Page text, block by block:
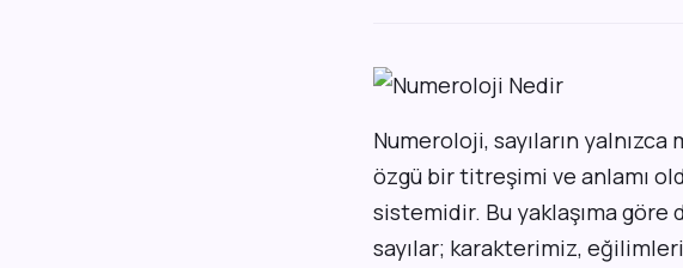
Numeroloji, sayıların
özgü bir titreşimi ve anlamı
sistemidir. Bu yaklaşıma göre
sayılar; karakterimiz,